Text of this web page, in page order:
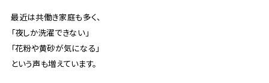
最近は共働き家庭も多く、
「夜しか洗濯できない」
「花粉や黄砂が気になる」
という声も増えています。